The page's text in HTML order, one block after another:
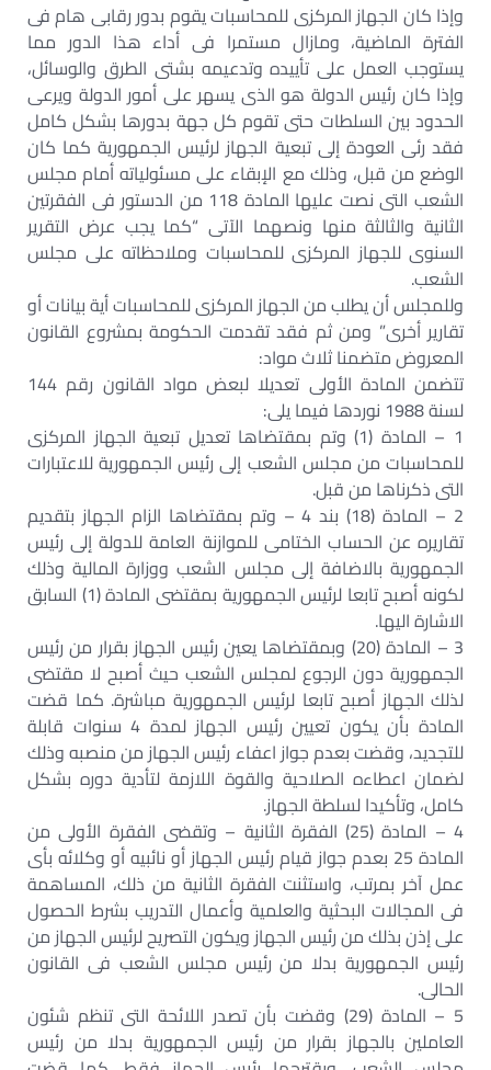
وإذا كان الجهاز المركزى للمحاسبات يقوم بدور رقابى هام فى
الفترة الماضية، ومازال مستمرا فى أداء هذا الدور مما
يستوجب العمل على تأييده وتدعيمه بشتى الطرق والوسائل،
وإذا كان رئيس الدولة هو الذى يسهر على أمور الدولة ويرعى
الحدود بين السلطات حتى تقوم كل جهة بدورها بشكل كامل
فقد رئى العودة إلى تبعية الجهاز لرئيس الجمهورية كما كان
الوضع من قبل، وذلك مع الإبقاء على مسئولياته أمام مجلس
الشعب التى نصت عليها المادة 118 من الدستور فى الفقرتين
الثانية والثالثة منها ونصهما الآتى “كما يجب عرض التقرير
السنوى للجهاز المركزى للمحاسبات وملاحظاته على مجلس
الشعب.
وللمجلس أن يطلب من الجهاز المركزى للمحاسبات أية بيانات أو
تقارير أخرى” ومن ثم فقد تقدمت الحكومة بمشروع القانون
المعروض متضمنا ثلاث مواد:
تتضمن المادة الأولى تعديلا لبعض مواد القانون رقم 144
لسنة 1988 نوردها فيما يلى:
1 – المادة (1) وتم بمقتضاها تعديل تبعية الجهاز المركزى
للمحاسبات من مجلس الشعب إلى رئيس الجمهورية للاعتبارات
التى ذكرناها من قبل.
2 – المادة (18) بند 4 – وتم بمقتضاها الزام الجهاز بتقديم
تقاريره عن الحساب الختامى للموازنة العامة للدولة إلى رئيس
الجمهورية بالاضافة إلى مجلس الشعب ووزارة المالية وذلك
لكونه أصبح تابعا لرئيس الجمهورية بمقتضى المادة (1) السابق
الاشارة اليها.
3 – المادة (20) وبمقتضاها يعين رئيس الجهاز بقرار من رئيس
الجمهورية دون الرجوع لمجلس الشعب حيث أصبح لا مقتضى
لذلك الجهاز أصبح تابعا لرئيس الجمهورية مباشرة. كما قضت
المادة بأن يكون تعيين رئيس الجهاز لمدة 4 سنوات قابلة
للتجديد، وقضت بعدم جواز اعفاء رئيس الجهاز من منصبه وذلك
لضمان اعطاءه الصلاحية والقوة اللازمة لتأدية دوره بشكل
كامل، وتأكيدا لسلطة الجهاز.
4 – المادة (25) الفقرة الثانية – وتقضى الفقرة الأولى من
المادة 25 بعدم جواز قيام رئيس الجهاز أو نائبيه أو وكلائه بأى
عمل آخر بمرتب، واستثنت الفقرة الثانية من ذلك، المساهمة
فى المجالات البحثية والعلمية وأعمال التدريب بشرط الحصول
على إذن بذلك من رئيس الجهاز ويكون التصريح لرئيس الجهاز من
رئيس الجمهورية بدلا من رئيس مجلس الشعب فى القانون
الحالى.
5 – المادة (29) وقضت بأن تصدر اللائحة التى تنظم شئون
العاملين بالجهاز بقرار من رئيس الجمهورية بدلا من رئيس